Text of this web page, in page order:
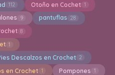
112 Otoño en Cochet 1
9 pantuflas 28
8
1
Descalzos en Crochet 2
en Crochet 1 Pompones 1